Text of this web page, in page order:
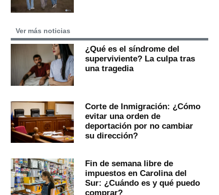
Ver más noticias
¿Qué es el síndrome del
superviviente? La culpa tras
una tragedia
Corte de Inmigración: ¿Cómo
evitar una orden de
deportación por no cambiar
su dirección?
Fin de semana libre de
impuestos en Carolina del
Sur: ¿Cuándo es y qué puedo
comprar?